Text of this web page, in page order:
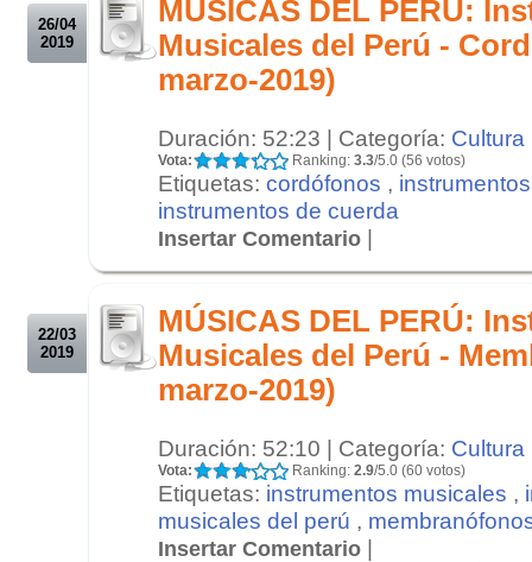
26/04
2019
MÚSICAS DEL PERÚ:
Musicales del Perú -
marzo-2019)
Duración: 52:23 | Categoría: Cultura
Vota: Ranking: 3.3/5.0 (56 votos)
Etiquetas: cordófonos ,
instrumentos de cuerda
Insertar Comentario |
22/03
2019
MÚSICAS DEL PERÚ:
Musicales del Perú -
marzo-2019)
Duración: 52:10 | Categoría: Cultura
Vota: Ranking: 2.9/5.0 (60 votos)
Etiquetas: instrumentos musicales ,
musicales del perú ,
Insertar Comentario |